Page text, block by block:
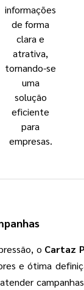
informações
de forma
clara e
atrativa,
tornando-se
uma
solução
eficiente
para
empresas.
o Cartaz
e ótima